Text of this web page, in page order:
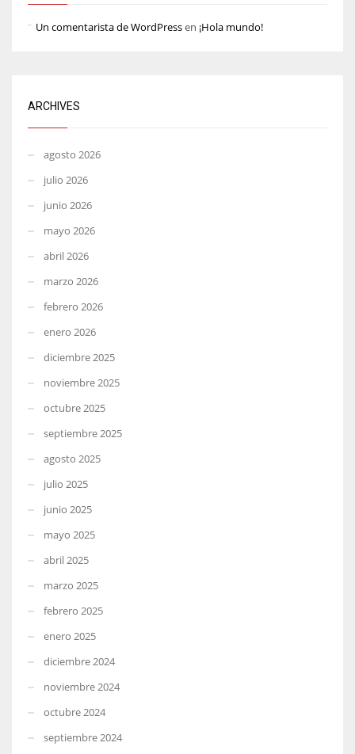
Un comentarista de WordPressen ¡Hola mundo!
ARCHIVES
agosto 2026
julio 2026
junio 2026
mayo 2026
abril 2026
marzo 2026
febrero 2026
enero 2026
diciembre 2025
noviembre 2025
octubre 2025
septiembre 2025
agosto 2025
julio 2025
junio 2025
mayo 2025
abril 2025
marzo 2025
febrero 2025
enero 2025
diciembre 2024
noviembre 2024
octubre 2024
septiembre 2024